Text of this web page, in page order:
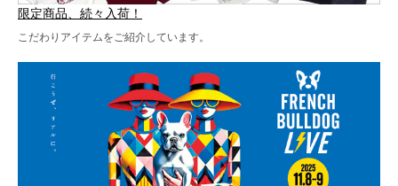
限定商品、続々入荷！
こだわりアイテムをご紹介しています。